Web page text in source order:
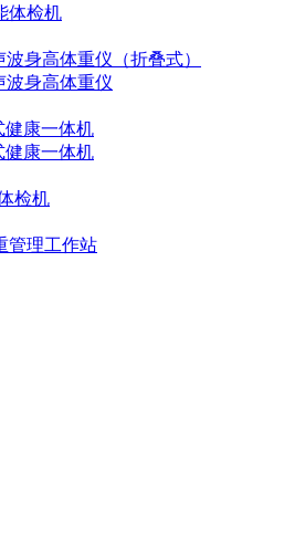
体检机
身高体重仪（折叠式）
波身高体重仪
健康一体机
健康一体机
检机
管理工作站